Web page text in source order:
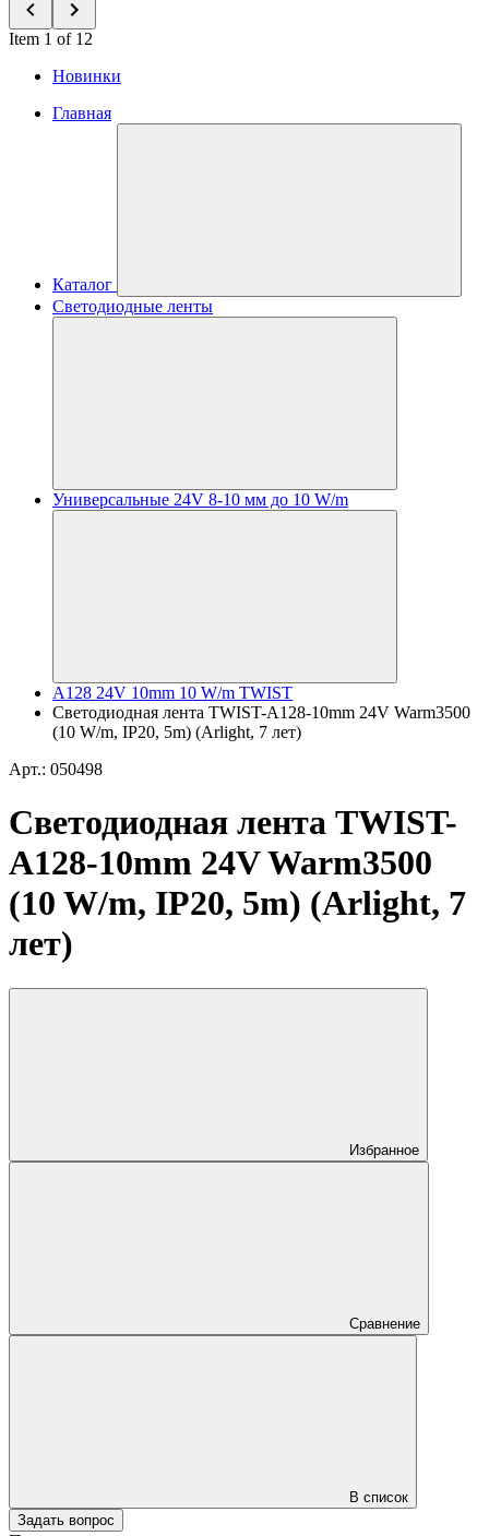
Item 1 of 12
Новинки
Главная
Каталог
Светодиодные ленты
Универсальные 24V 8-10 мм до 10 W/m
A128 24V 10mm 10 W/m TWIST
Светодиодная лента TWIST-A128-10mm 24V Warm3500
(10 W/m, IP20, 5m) (Arlight, 7 лет)
Арт.: 050498
Светодиодная лента TWIST-
A128-10mm 24V Warm3500
(10 W/m, IP20, 5m) (Arlight, 7
лет)
Избранное
Сравнение
В список
Задать вопрос